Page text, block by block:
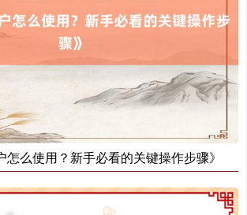
怎么使用？新手必看的关键操作步骤》